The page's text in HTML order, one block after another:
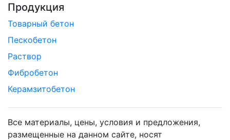
Продукция
Товарный бетон
Пескобетон
Раствор
Фибробетон
Керамзитобетон
Все материалы, цены, условия и предложения,
размещенные на данном сайте, носят